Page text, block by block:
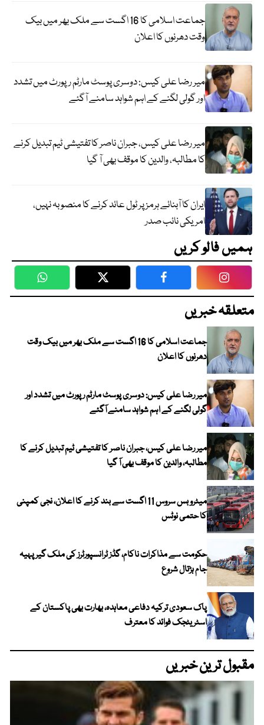
جماعت اسلامی کا 16 اگست سے ملک بھر میں بیک
وقت دھرنوں کا اعلان
میر رضا علی کیس: دوسری پوسٹ مارٹم رپورٹ میں تشدد
اور گولی لگنے کے اہم شواہد سامنے آگئے
میر رضا علی کیس، جبران ناصر کا تفتیشی ٹیم تبدیل کرنے
کا مطالبہ، والدین کا موقف بھی آ گیا
ایران کا آبنائے ہرمز پر ٹول عائد کرنے کا منصوبہ نہیں،
امریکی نائب صدر
ہمیں فالو کریں
WhatsApp Twitter Facebook
متعلقہ خبریں
جماعت اسلامی کا 16 اگست سے ملک بھر میں بیک وقت
دھرنوں کا اعلان
میر رضا علی کیس: دوسری پوسٹ مارٹم رپورٹ میں تشدد اور
گولی لگنے کے اہم شواہد سامنے آگئے
میر رضا علی کیس، جبران ناصر کا تفتیشی ٹیم تبدیل کرنے کا
مطالبہ، والدین کا موقف بھی آ گیا
میٹرو بس سروس 11 اگست سے بند کرنے کا اعلان، نجی کمپنی
کا حتمی نوٹس
حکومت سے مذاکرات ناکام، گڈز ٹرانسپورٹرز کی ملک گیر پہیہ
جام ہڑتال شروع
پاک سعودی ترکیہ دفاعی معاہدہ، بھارت بھی پاکستان کے
اسٹریٹجک فوائد کا معترف
مقبول ترین خبریں